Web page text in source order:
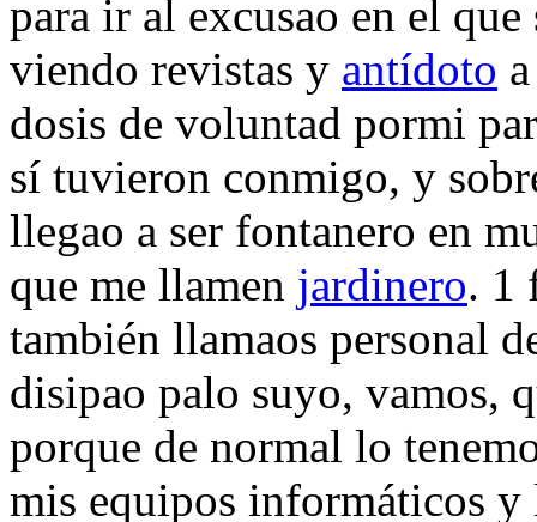
para ir al excusao en el
viendo revistas y antídoto
dosis de voluntad pormi
sí tuvieron conmigo, y
llegao a ser fontanero en
que me llamen jardinero. 1
también llamaos personal
disipao palo suyo, vamos,
porque de normal lo
mis equipos informáticos y